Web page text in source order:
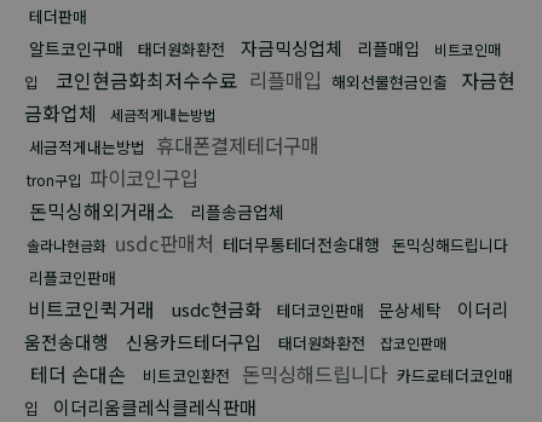
테더판매
알트코인구매 태더원화환전 자금믹싱업체 리플매입
비트코인매
입
코인현금화최저수수료 리플매입 해외선물현금인출
자금현
금화업체
세금적게내는방법
세금적게내는방법 휴대폰결제테더구매
tron구입 파이코인구입
돈믹싱해외거래소
리플송금업체
솔라나현금화 usdc판매처 테더무통테더전송대행 돈믹싱해드립니다
리플코인판매
비트코인퀵거래 usdc현금화 테더코인판매 문상세탁
이더리
움전송대행
신용카드테더구입 태더원화환전 잡코인판매
테더 손대손 비트코인환전 돈믹싱해드립니다 카드로테더코인매
입
이더리움클레식클레식판매